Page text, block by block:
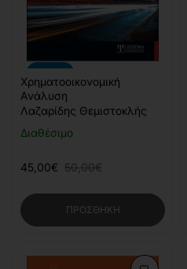
Διαθέσιμο
Χρηματοοικονομική
Ανάλυση
Λαζαρίδης Θεμιστοκλής
45,00€ 50,00€
ΠΡΟΣΘΉΚΗ